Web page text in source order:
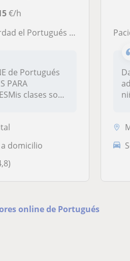
€/h
de Brasil Online
de Portugués
PARA
clases son
a domicilio
online de Portugués